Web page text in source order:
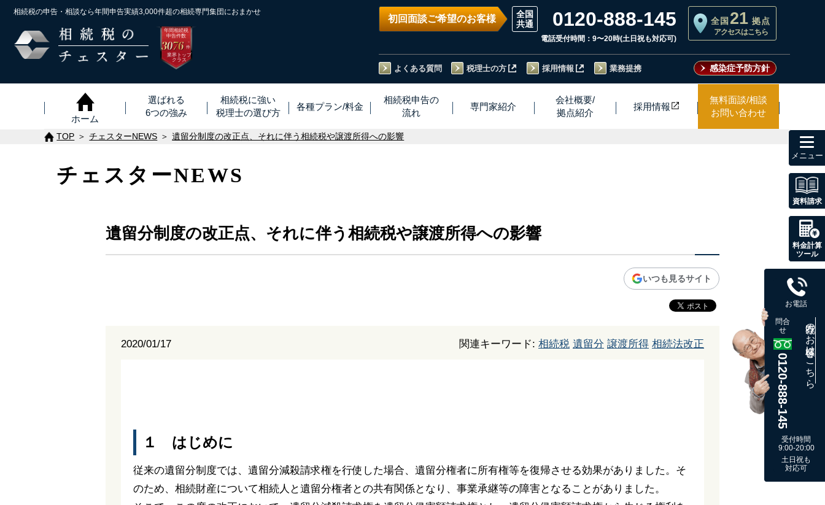
相続税の申告・相談なら年間申告実績3,000件超の相続専門集団におまかせ
年間相続税
申告件数
3076 ※
件
業界トップ
クラス
初回面談ご希望のお客様 0120-888-145
電話受付時間：9〜20時(土日祝も対応可)
全国 21 拠点
アクセスはこちら
よくある質問 税理士の方 採用情報 業務提携 感染症予防方針
ホーム
選ばれる
6つの強み
相続税に強い
税理士の選び方
各種プラン/料金
相続税申告の
流れ
専門家紹介
会社概要/
拠点紹介
採用情報
無料面談/相談
お問い合わせ
TOP チェスターNEWS 遺留分制度の改正点、それに伴う相続税や譲渡所得への影響
チェスターNEWS
遺留分制度の改正点、それに伴う相続税や譲渡所得への影響
いつも見るサイト
2020/01/17 関連キーワード: 相続税 遺留分 譲渡所得 相続法改正
１ はじめに
従来の遺留分制度では、遺留分減殺請求権を行使した場合、遺留分権者に所有権等を復帰させる効果がありました。そ
のため、相続財産について相続人と遺留分権者との共有関係となり、事業承継等の障害となることがありました。
資料請求
料金計算
ツール
お電話
問合
せ
0120-888-145
既存のお客様はこちら
受付時間
9:00-20:00
土日祝も
対応可